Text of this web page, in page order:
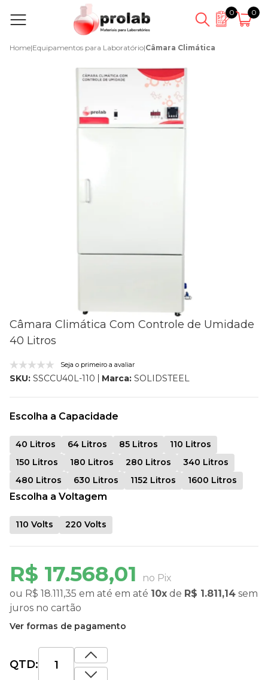
0 0
Home|Equipamentos para Laboratório|Câmara Climática
Câmara Climática Com Controle de Umidade
40 Litros
Seja o primeiro a avaliar
SKU: SSCCU40L-110 Marca: SOLIDSTEEL
R$ 17.568,01
no Pix
ou R$ 18.111,35 em até em até 10x de R$ 1.811,14 sem
juros no cartão
Ver formas de pagamento
Escolha a Capacidade
40 Litros 64 Litros 85 Litros
110 Litros
150 Litros
180 Litros 280 Litros
340 Litros
480 Litros
630 Litros 1152 Litros 1600 Litros
Escolha a Voltagem
110 Volts 220 Volts
QTD: